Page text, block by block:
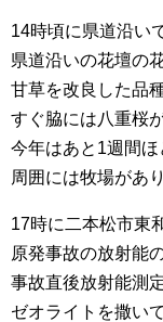
14時頃に県道沿い
県道沿いの花壇の
甘草を改良した品
すぐ脇には八重桜
今年はあと1週間ほ
周囲には牧場があ
17時に二本松市東
原発事故の放射能
事故直後放射能測
ゼオライトを撒い